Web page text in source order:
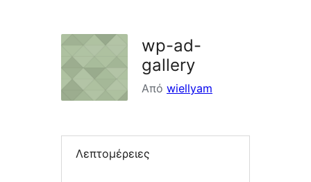
wp-ad-
gallery
Από wiellyam
Λεπτομέρειες